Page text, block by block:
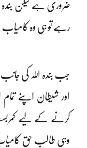
ضروری ہے لیکن بندہ
رہے تو ہی وہ
جب بندہ اللہ کی جانب
اور شیطان اپنے
کرنے کے لیے
وہی طالبِ حق